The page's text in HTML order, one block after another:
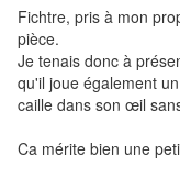
Fichtre, pris à mon
pièce.
Je tenais donc à
qu'il joue également
caille dans son œil
Ca mérite bien une